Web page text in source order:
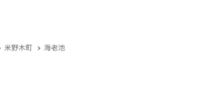
米野木町 海老池